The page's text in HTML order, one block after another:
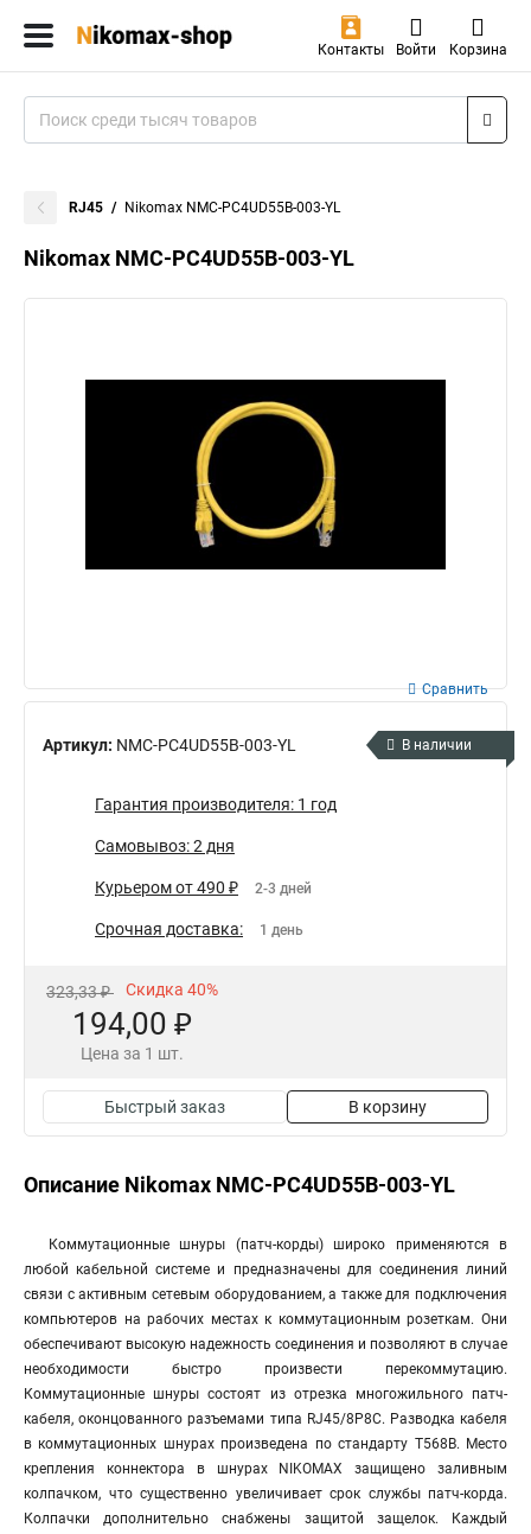
Контакты Войти Корзина
RJ45 Nikomax NMC-PC4UD55B-003-YL
Nikomax NMC-PC4UD55B-003-YL
Артикул: NMC-PC4UD55B-003-YL
Сравнить
В наличии
Гарантия производителя: 1 год
Самовывоз: 2 дня
Курьером от 490 ₽ 2-3 дней
Срочная доставка: 1 день
323,33 ₽ Скидка 40%
194,00 ₽
Цена за 1 шт.
Быстрый заказ В корзину
Описание Nikomax NMC-PC4UD55B-003-YL
Коммутационные шнуры (патч-корды) широко применяются в
любой кабельной системе и предназначены для соединения линий
связи с активным сетевым оборудованием, а также для подключения
компьютеров на рабочих местах к коммутационным розеткам. Они
обеспечивают высокую надежность соединения и позволяют в случае
необходимости быстро произвести перекоммутацию.
Коммутационные шнуры состоят из отрезка многожильного патч-
кабеля, оконцованного разъемами типа RJ45/8P8C. Разводка кабеля
в коммутационных шнурах произведена по стандарту T568B. Место
крепления коннектора в шнурах NIKOMAX защищено заливным
колпачком, что существенно увеличивает срок службы патч-корда.
Колпачки дополнительно снабжены защитой защелок. Каждый